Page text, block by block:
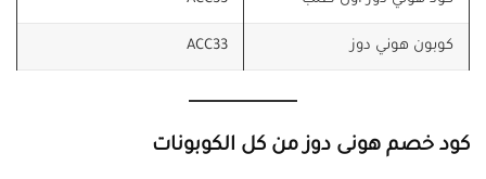
كوبون هوني دوز ACC33
كود خصم هونى دوز من كل الكوبونات